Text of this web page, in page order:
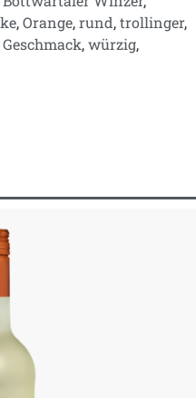
,Orange,rund,trollinger,
,würzig,